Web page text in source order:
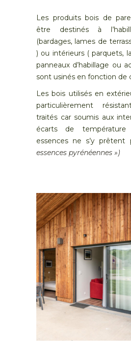
Les produits bois de
être destinés à
(bardages, lames de
) ou intérieurs ( parquets,
panneaux d’habillage ou
sont usinés en fonction de
Les bois utilisés en
particulièrement
traités car soumis aux
écarts de
essences ne s’y prêtent
essences pyrénéennes »)